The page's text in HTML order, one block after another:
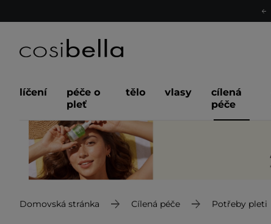
líčení
péče o
pleť
tělo vlasy
cílená
péče
Domovská stránka Cílená péče Potřeby pleti